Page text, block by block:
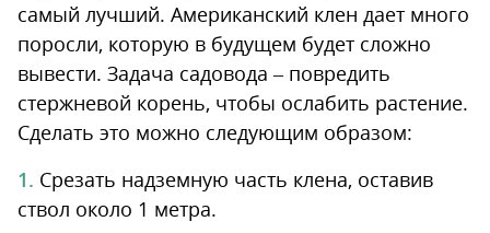
самый лучший. Американский клен дает много
поросли, которую в будущем будет сложно
вывести. Задача садовода – повредить
стержневой корень, чтобы ослабить растение.
Сделать это можно следующим образом:
Срезать надземную часть клена, оставив
ствол около 1 метра.